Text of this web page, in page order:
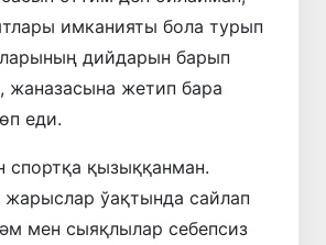
имканияты бола турып
дийдарын барып
жаназасына жетип бара
еди.
қызыққанман.
ўақтында сайлап
мен сыяқлылар себепсиз